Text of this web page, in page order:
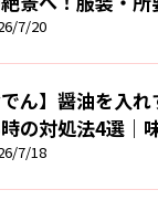
7/20
でん】醤油を入
の対処法4選｜
7/18